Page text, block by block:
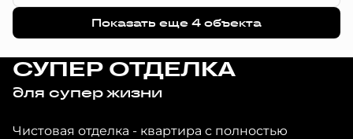
Показать еще 4 объектa
СУПЕР ОТДЕЛКА
для супер жизни
Чистовая отделка - квартира с полностью